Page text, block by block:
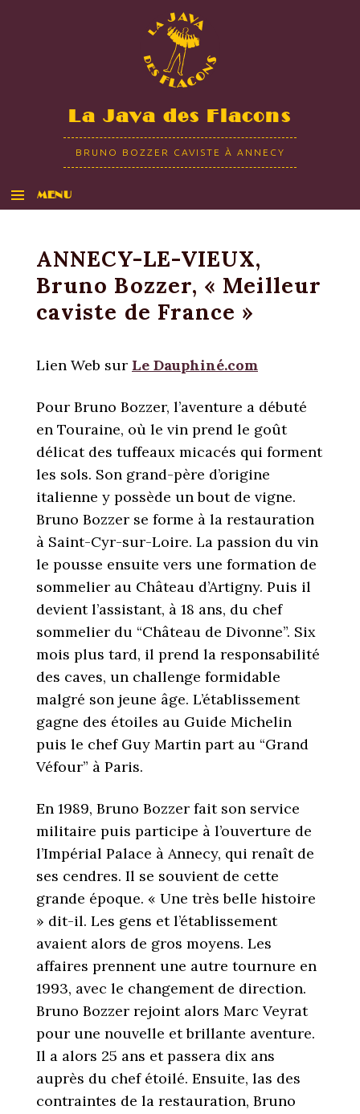
La Java des Flacons
BRUNO BOZZER CAVISTE À ANNECY
MENU
ANNECY-LE-VIEUX,
Bruno Bozzer, « Meilleur
caviste de France »
Lien Web sur Le Dauphiné.com
Pour Bruno Bozzer, l’aventure a débuté
en Touraine, où le vin prend le goût
délicat des tuffeaux micacés qui forment
les sols. Son grand-père d’origine
italienne y possède un bout de vigne.
Bruno Bozzer se forme à la restauration
à Saint-Cyr-sur-Loire. La passion du vin
le pousse ensuite vers une formation de
sommelier au Château d’Artigny. Puis il
devient l’assistant, à 18 ans, du chef
sommelier du “Château de Divonne”. Six
mois plus tard, il prend la responsabilité
des caves, un challenge formidable
malgré son jeune âge. L’établissement
gagne des étoiles au Guide Michelin
puis le chef Guy Martin part au “Grand
Véfour” à Paris.
En 1989, Bruno Bozzer fait son service
militaire puis participe à l’ouverture de
l’Impérial Palace à Annecy, qui renaît de
ses cendres. Il se souvient de cette
grande époque. « Une très belle histoire
» dit-il. Les gens et l’établissement
avaient alors de gros moyens. Les
affaires prennent une autre tournure en
1993, avec le changement de direction.
Bruno Bozzer rejoint alors Marc Veyrat
pour une nouvelle et brillante aventure.
Il a alors 25 ans et passera dix ans
auprès du chef étoilé. Ensuite, las des
contraintes de la restauration, Bruno